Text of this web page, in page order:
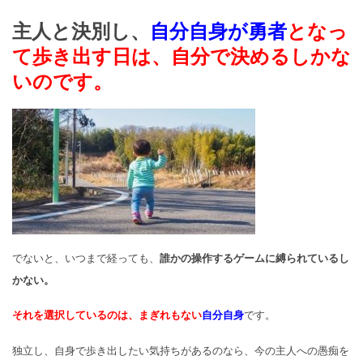
主人と決別し、 自分自身が勇者となっ
て歩き出す日は、
自分で決めるしかな
いのです。
でないと、いつまで経っても、 誰かの操作するゲームに縛られているし
かない。
それを選択しているのは、まぎれもない自分自身です。
独立し、自身で歩き出したい気持ちがあるのなら、 今の主人への愚痴を